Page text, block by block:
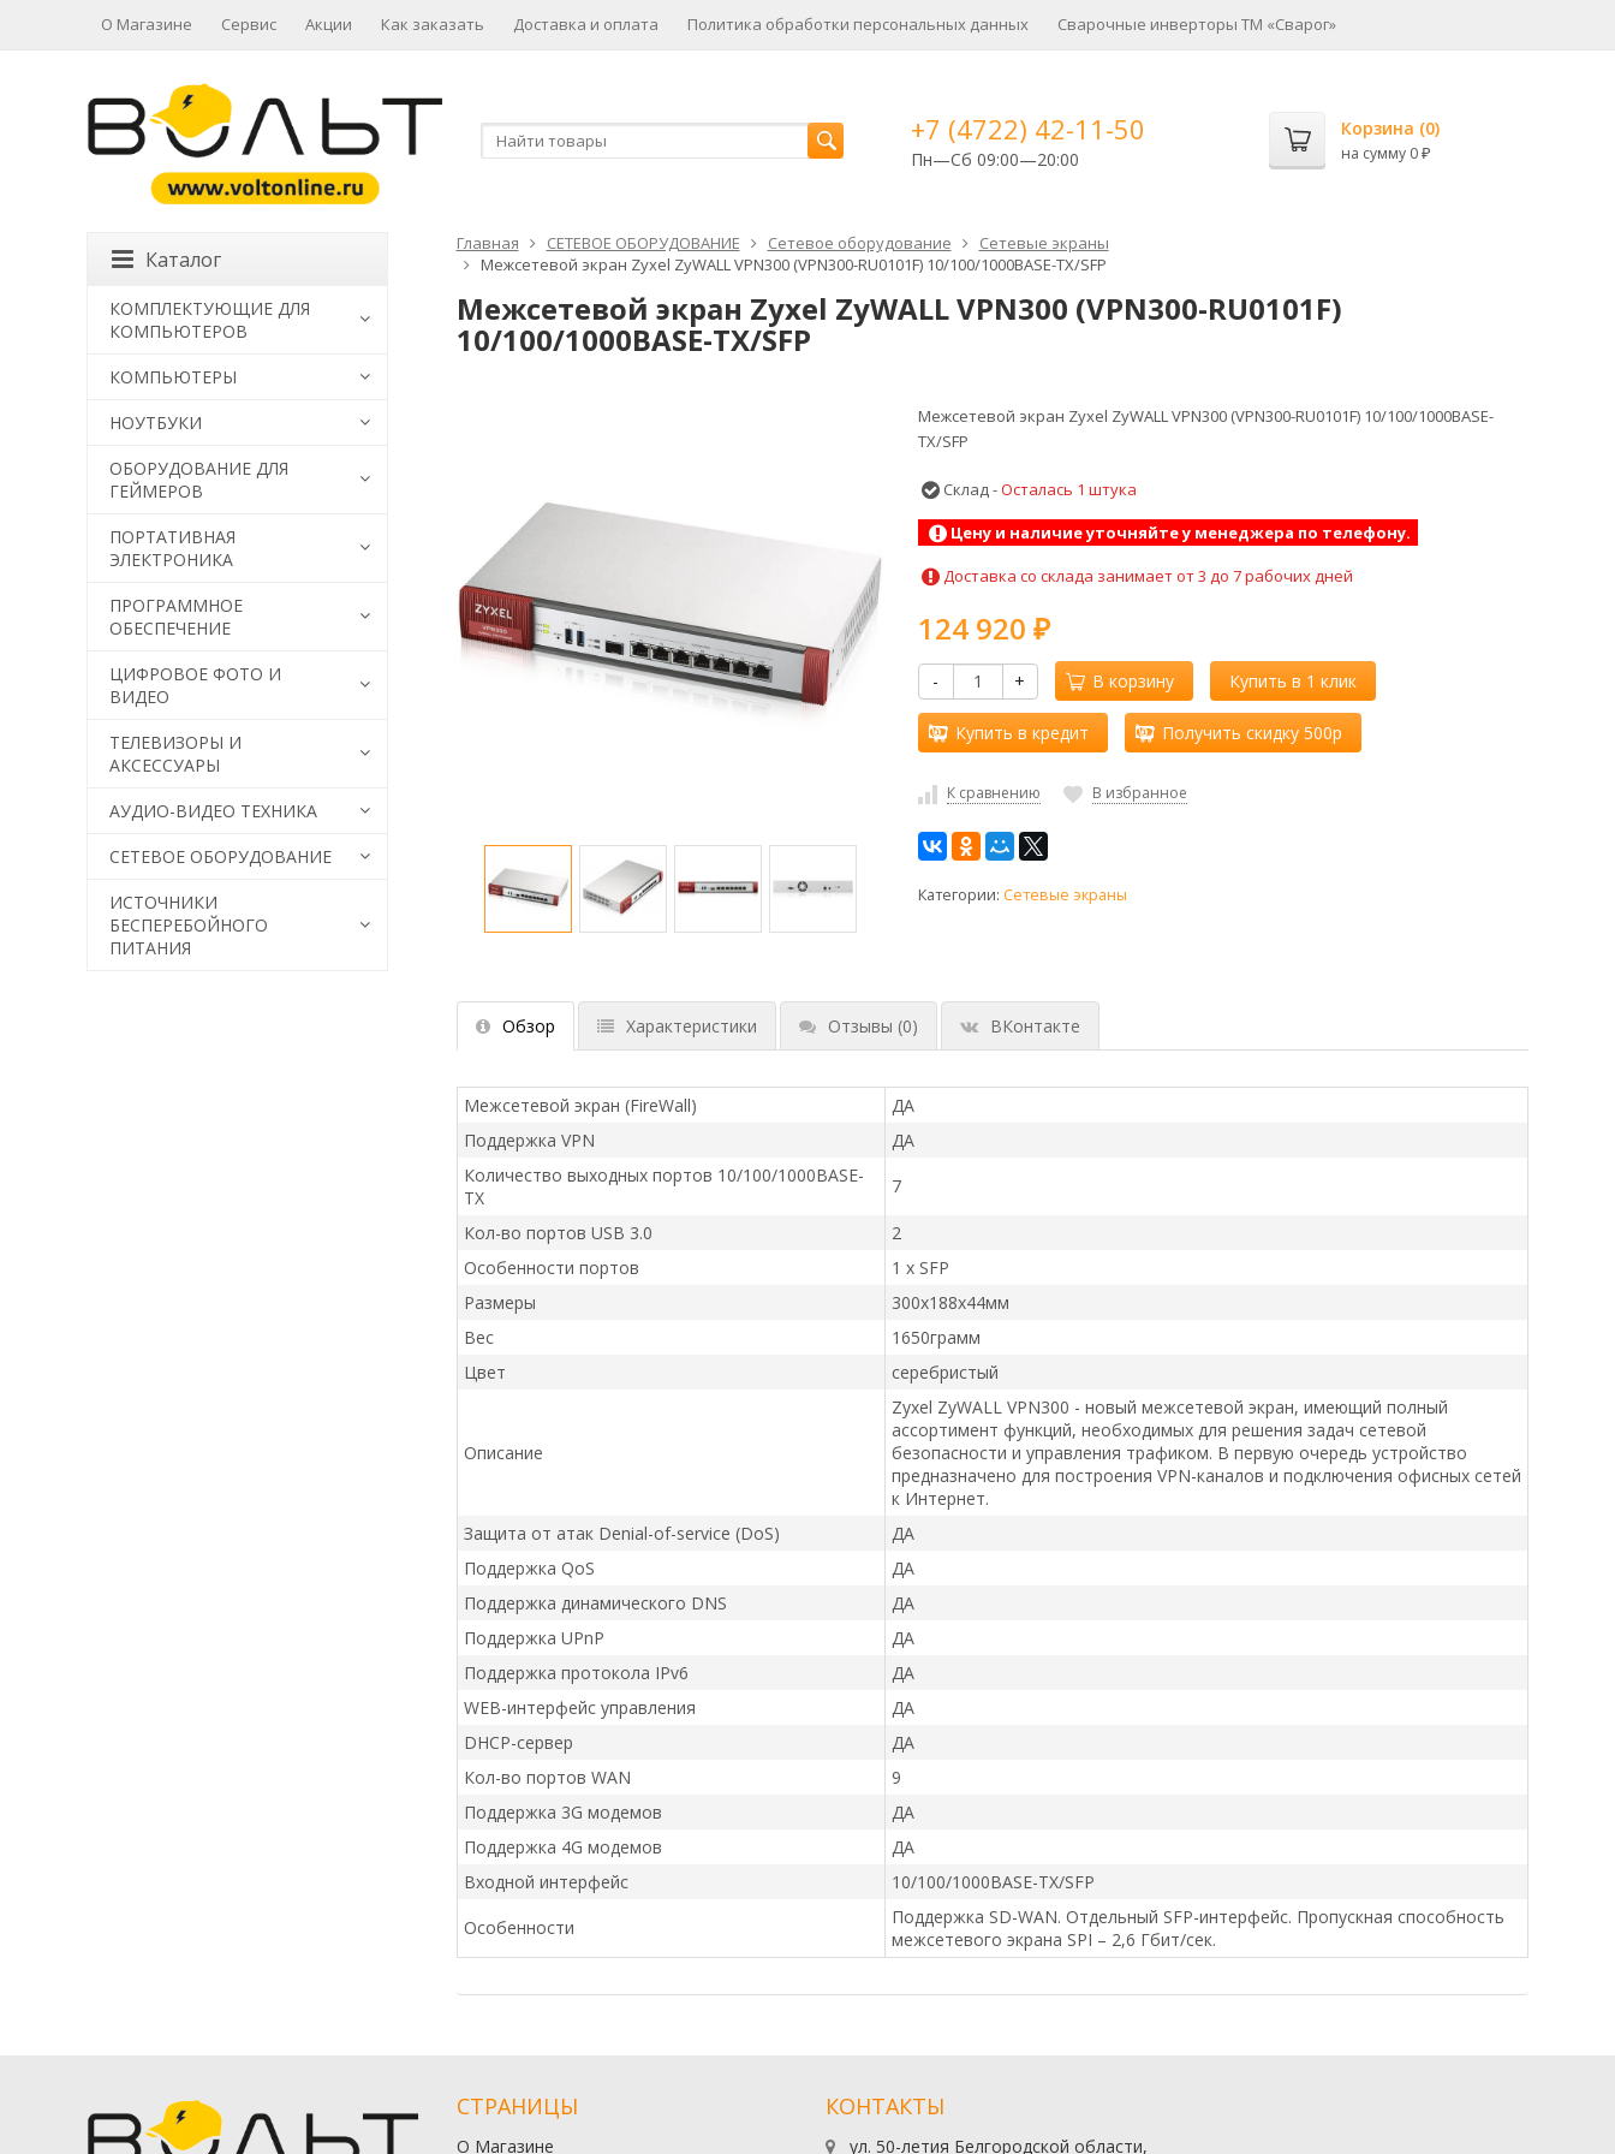
О Магазине Сервис Акции Как заказать Доставка и оплата Политика обработки персональных данных Сварочные инверторы ТМ «Сварог»
+7 (4722) 42-11-50
Пн—Сб 09:00—20:00
Корзина (0)
на сумму 0 ₽
Главная СЕТЕВОЕ ОБОРУДОВАНИЕ Cетевое оборудование
Сетевые экраны
Межсетевой экран Zyxel ZyWALL VPN300 (VPN300-RU0101F) 10/100/1000BASE-TX/SFP
Межсетевой экран Zyxel ZyWALL VPN300 (VPN300-RU0101F)
10/100/1000BASE-TX/SFP
Межсетевой экран Zyxel ZyWALL VPN300 (VPN300-RU0101F) 10/100/1000BASE-
TX/SFP
Склад -Осталась 1 штука
Цену и наличие уточняйте у менеджера по телефону.
Доставка со склада занимает от 3 до 7 рабочих дней
124 920 ₽
- + В корзину Купить в 1 клик
Купить в кредит Получить скидку 500р
К сравнению В избранное
Категории: Сетевые экраны
Обзор Характеристики Отзывы (0) ВКонтакте
Межсетевой экран (FireWall)
ДА
Поддержка VPN
ДА
Количество выходных портов 10/100/1000BASE-
TX
7
Кол-во портов USB 3.0
2
Особенности портов
1 x SFP
Размеры
300x188x44мм
Вес
1650грамм
Цвет
серебристый
Описание
Zyxel ZyWALL VPN300 - новый межсетевой экран, имеющий полный
ассортимент функций, необходимых для решения задач сетевой
безопасности и управления трафиком. В первую очередь устройство
предназначено для построения VPN-каналов и подключения офисных сетей
к Интернет.
Защита от атак Denial-of-service (DoS)
ДА
Поддержка QoS
ДА
Поддержка динамического DNS
ДА
Поддержка UPnP
ДА
Поддержка протокола IPv6
ДА
WEB-интерфейс управления
ДА
DHCP-сервер
ДА
Кол-во портов WAN
9
Поддержка 3G модемов
ДА
Поддержка 4G модемов
ДА
Входной интерфейс
10/100/1000BASE-TX/SFP
Особенности
Поддержка SD-WAN. Отдельный SFP-интерфейс. Пропускная способность
межсетевого экрана SPI – 2,6 Гбит/сек.
Каталог
КОМПЛЕКТУЮЩИЕ ДЛЯ
КОМПЬЮТЕРОВ
КОМПЬЮТЕРЫ
НОУТБУКИ
ОБОРУДОВАНИЕ ДЛЯ
ГЕЙМЕРОВ
ПОРТАТИВНАЯ
ЭЛЕКТРОНИКА
ПРОГРАММНОЕ
ОБЕСПЕЧЕНИЕ
ЦИФРОВОЕ ФОТО И
ВИДЕО
ТЕЛЕВИЗОРЫ И
АКСЕССУАРЫ
АУДИО-ВИДЕО ТЕХНИКА
СЕТЕВОЕ ОБОРУДОВАНИЕ
ИСТОЧНИКИ
БЕСПЕРЕБОЙНОГО
ПИТАНИЯ
СТРАНИЦЫ
О Магазине
КОНТАКТЫ
ул. 50-летия Белгородской области,